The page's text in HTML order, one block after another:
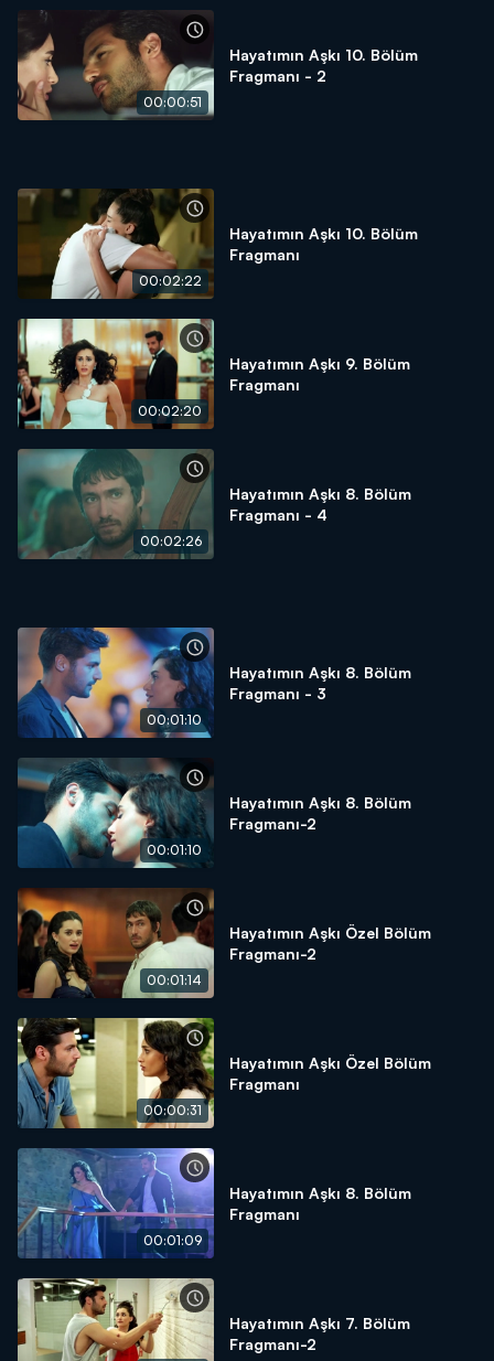
00:00:51
Hayatımın Aşkı 10. Bölüm
Fragmanı - 2
00:02:22
Hayatımın Aşkı 10. Bölüm
Fragmanı
00:02:20
Hayatımın Aşkı 9. Bölüm
Fragmanı
00:02:26
Hayatımın Aşkı 8. Bölüm
Fragmanı - 4
00:01:10
Hayatımın Aşkı 8. Bölüm
Fragmanı - 3
00:01:10
Hayatımın Aşkı 8. Bölüm
Fragmanı-2
00:01:14
Hayatımın Aşkı Özel Bölüm
Fragmanı-2
00:00:31
Hayatımın Aşkı Özel Bölüm
Fragmanı
00:01:09
Hayatımın Aşkı 8. Bölüm
Fragmanı
Hayatımın Aşkı 7. Bölüm
Fragmanı-2